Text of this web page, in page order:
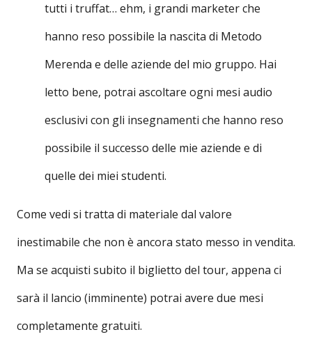
tutti i truffat… ehm, i grandi marketer che
hanno reso possibile la nascita di Metodo
Merenda e delle aziende del mio gruppo. Hai
letto bene, potrai ascoltare ogni mesi audio
esclusivi con gli insegnamenti che hanno reso
possibile il successo delle mie aziende e di
quelle dei miei studenti.
Come vedi si tratta di materiale dal valore
inestimabile che non è ancora stato messo in vendita.
Ma se acquisti subito il biglietto del tour, appena ci
sarà il lancio (imminente) potrai avere due mesi
completamente gratuiti.